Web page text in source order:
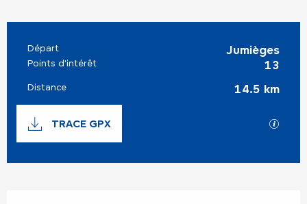
Informations pratiques
Départ Jumièges
Points d'intérêt 13
Distance 14.5 km
Documentation
TRACE GPX